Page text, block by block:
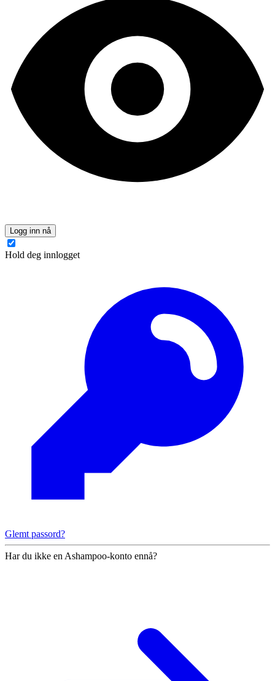
Logg inn nå
Hold deg innlogget
Glemt passord?
Har du ikke en Ashampoo-konto ennå?